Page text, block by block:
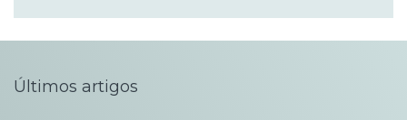
Últimos artigos